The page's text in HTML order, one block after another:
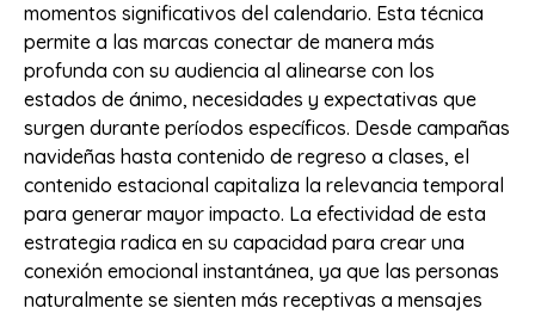
momentos significativos del calendario. Esta técnica
permite a las marcas conectar de manera más
profunda con su audiencia al alinearse con los
estados de ánimo, necesidades y expectativas que
surgen durante períodos específicos. Desde campañas
navideñas hasta contenido de regreso a clases, el
contenido estacional capitaliza la relevancia temporal
para generar mayor impacto. La efectividad de esta
estrategia radica en su capacidad para crear una
conexión emocional instantánea, ya que las personas
naturalmente se sienten más receptivas a mensajes